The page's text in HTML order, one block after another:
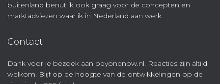
buitenland benut ik ook graag voor de concepten en
marktadviezen waar ik in Nederland aan werk.
Contact
Dank voor je bezoek aan beyondnow.nl. Reacties zijn altijd
welkom. Blijf op de hoogte van de ontwikkelingen op de